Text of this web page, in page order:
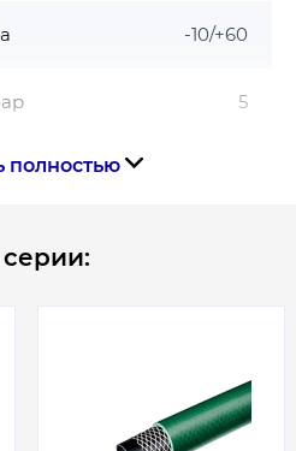
-10/+60
5
50 м
полностью